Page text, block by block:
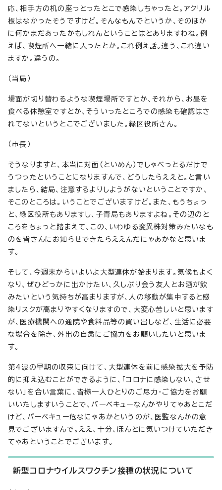
応、相手方の机の座っとったとこで感染しちゃったと。アクリル
板はなかったそうですけど。そんなもんでというか、そのほか
に何かまだあったかもしれんということはとありますわね。例
えば、喫煙所へ一緒に入ったとか。これ例え話。違う、これ違い
ますか。違うの。
（当局）
場面が切り替わるような喫煙場所ですとか、それから、お昼を
食べる休憩室ですとか、そういったところでの感染も確認はさ
れてないというとこでございました。緑区役所さん。
（市長）
そうなりますと、本当に対面（といめん）でしゃべっとるだけで
うつったということになりますんで、どうしたらええと。と言い
ましたら、結局、注意するよりしようがないということですか、
そこのところは。いうことでございますけど。また、もうちょっ
と、緑区役所もありますし、子青局もありますよね。その辺のと
ころをちょっと踏まえて、この、いわゆる変異株対策みたいなも
のを皆さんにお知らせできたらええんだにゃあかなと思いま
す。
そして、今週末からいよいよ大型連休が始まります。気候もよく
なり、ぜひどっかに出かけたい、久しぶり会う友人とお酒が飲
みたいという気持ちが高まりますが、人の移動が集中すると感
染リスクが高まりやすくなりますので、大変心苦しいと思います
が、医療機関への通院や食料品等の買い出しなど、生活に必要
な場合を除き、外出の自粛にご協力をお願いしたいと思いま
す。
第4波の早期の収束に向けて、大型連休を前に感染拡大を予防
的に抑え込むことができるように、「コロナに感染しない、させ
ない」を合い言葉に、皆様一人ひとりのご尽力・ご協力をお願
いいたしますいうことで、バーベキューなんかやりてゃあとこだ
けど、バーベキュー危なにゃあかというのが、医監なんかの意
見でございますんで。ええ、十分、ほんとに気いつけていただき
てゃあということでございます。
新型コロナウイルスワクチン接種の状況について